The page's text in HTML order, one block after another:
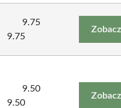
9.75
9.75
9.50
9.50